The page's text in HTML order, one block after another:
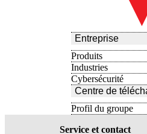
Entreprise
Produits
Industries
Cybersécurité
Centre de
Profil du groupe
Service et contact